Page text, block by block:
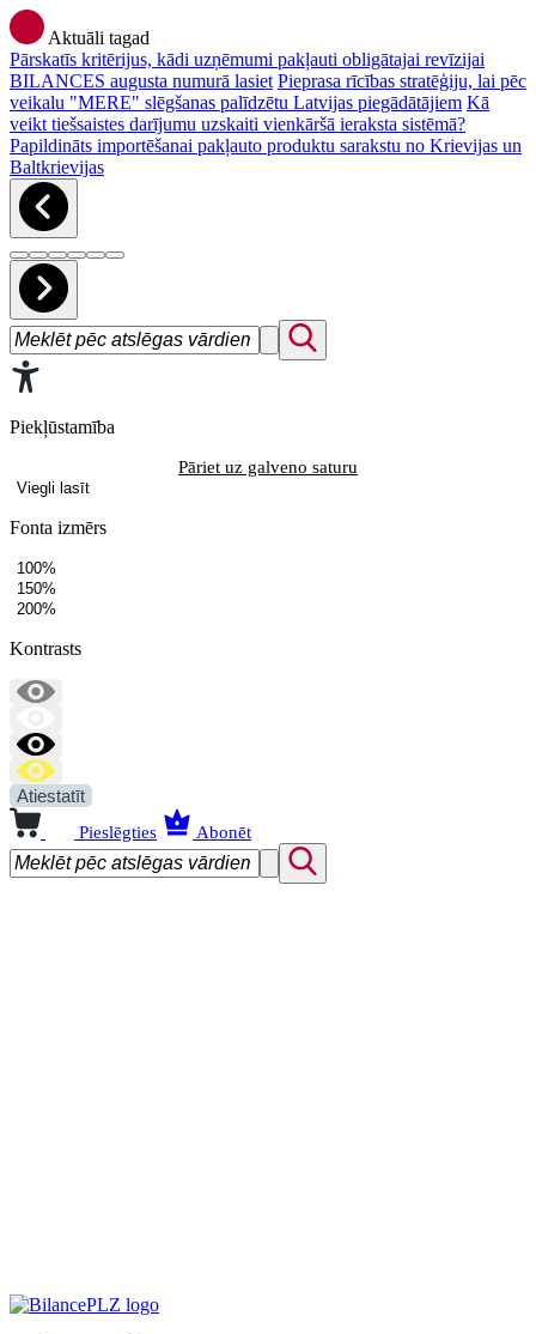
Aktuāli tagad
Pārskatīs kritērijus, kādi uzņēmumi pakļauti obligātajai revīzijai
BILANCES augusta numurā lasiet Pieprasa rīcības stratēģiju, lai pēc
veikalu "MERE" slēgšanas palīdzētu Latvijas piegādātājiem Kā
veikt tiešsaistes darījumu uzskaiti vienkāršā ieraksta sistēmā?
Papildināts importēšanai pakļauto produktu sarakstu no Krievijas un
Baltkrievijas
Piekļūstamība
Pāriet uz galveno saturu
Viegli lasīt
Fonta izmērs
100%
150%
200%
Kontrasts
Atiestatīt
Pieslēgties Abonēt